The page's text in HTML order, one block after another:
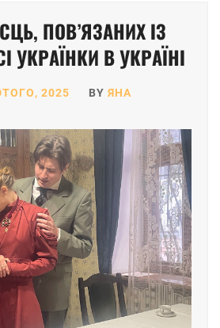
ПОВ’ЯЗАНИХ ІЗ
УКРАЇНКИ В УКРАЇНІ
2025 BY ЯНА